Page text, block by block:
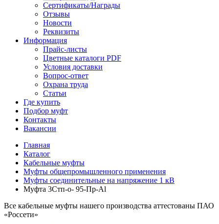
Сертификаты/Награды
Отзывы
Новости
Реквизиты
Информация
Прайс-листы
Цветные каталоги PDF
Условия доставки
Вопрос-ответ
Охрана труда
Статьи
Где купить
Подбор муфт
Контакты
Вакансии
Главная
Каталог
Кабельные муфты
Муфты общепромышленного применения
Муфты соединительные на напряжение 1 кВ
Муфта 3Стп-о- 95-Пр-Al
Все кабельные муфты нашего производства аттестованы ПАО
«Россети»